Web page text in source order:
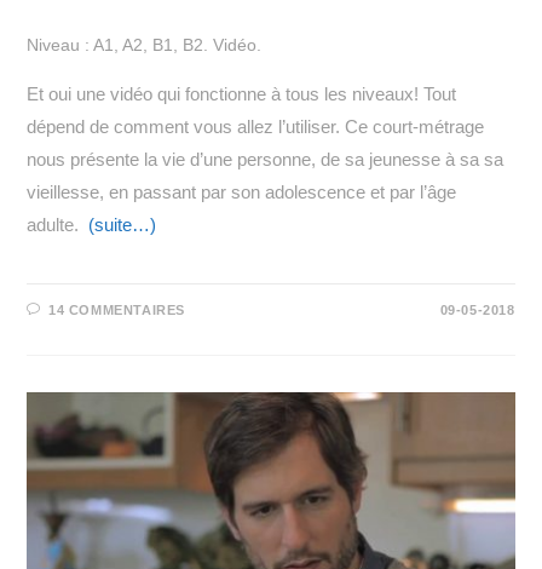
Niveau : A1, A2, B1, B2. Vidéo.
Et oui une vidéo qui fonctionne à tous les niveaux! Tout
dépend de comment vous allez l’utiliser. Ce court-métrage
nous présente la vie d’une personne, de sa jeunesse à sa sa
vieillesse, en passant par son adolescence et par l’âge
adulte. (suite…)
14 COMMENTAIRES 09-05-2018